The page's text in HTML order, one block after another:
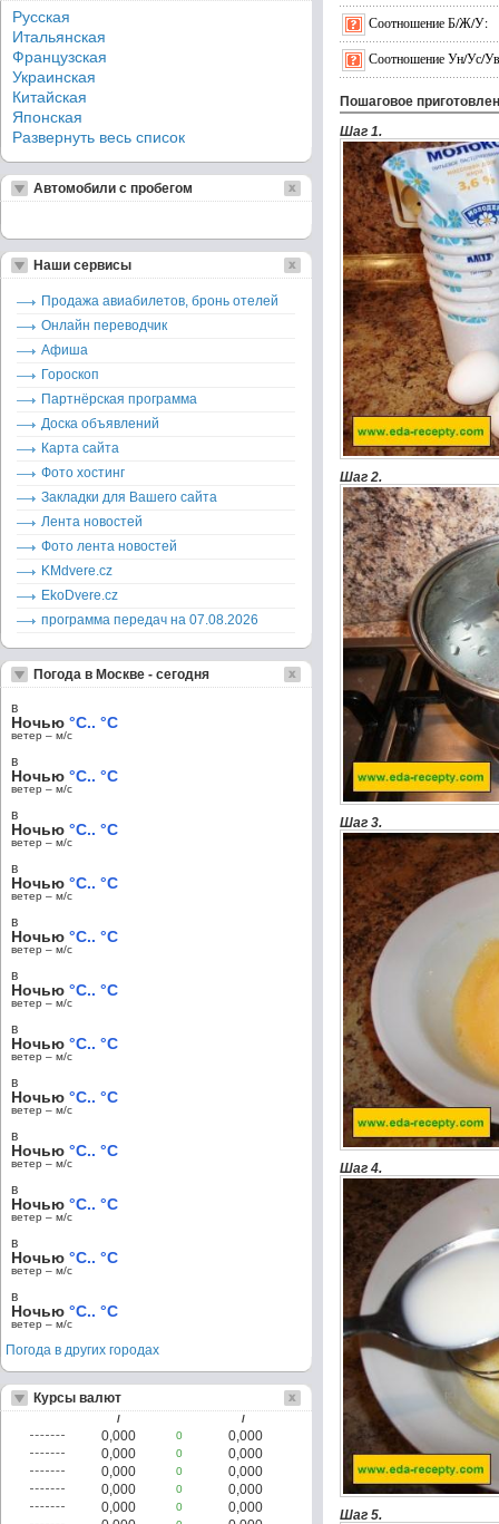
Соотношение Б/Ж/У:
Соотношение Ун/Ус/
Пошаговое
Шаг 1.
Шаг 2.
Шаг 3.
Шаг 4.
Шаг 5.
Русская
Итальянская
Французская
Украинская
Китайская
Японская
Развернуть весь список
Автомобили с пробегом
Наши сервисы
Продажа авиабилетов, бронь отелей
Онлайн переводчик
Афиша
Гороскоп
Партнёрская программа
Доска объявлений
Карта сайта
Фото хостинг
Закладки для Вашего сайта
Лента новостей
Фото лента новостей
KMdvere.cz
EkoDvere.cz
программа передач на 07.08.2026
Погода в Москве - сегодня
в
Ночью °C.. °C
ветер – м/c
в
Ночью °C.. °C
ветер – м/c
в
Ночью °C.. °C
ветер – м/c
в
Ночью °C.. °C
ветер – м/c
в
Ночью °C.. °C
ветер – м/c
в
Ночью °C.. °C
ветер – м/c
в
Ночью °C.. °C
ветер – м/c
в
Ночью °C.. °C
ветер – м/c
в
Ночью °C.. °C
ветер – м/c
в
Ночью °C.. °C
ветер – м/c
в
Ночью °C.. °C
ветер – м/c
в
Ночью °C.. °C
ветер – м/c
Погода в других городах
Курсы валют
/ /
0,000 0
0,000
0,000
0
0,000
0,000
0
0,000
0,000
0
0,000
0,000
0
0,000